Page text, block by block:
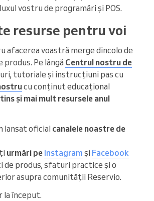
vostru de programări și POS.
resurse pentru voi
afacerea voastră merge dincolo de
produs. Pe lângă Centrul nostru de
tutoriale și instrucțiuni pas cu
cu conținut educațional
și mai mult resursele anul
lansat oficial canalele noastre de
urmări pe Instagram și Facebook
produs, sfaturi practice și o
asupra comunității Reservio.
la început.